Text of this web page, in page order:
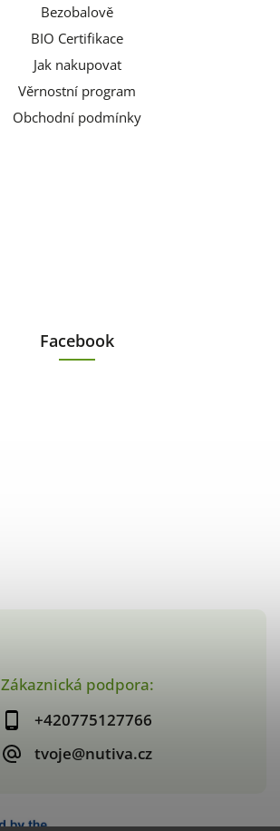
Zákaznická podpora:
+420775127766
tvoje@nutiva.cz
Bezobalově
BIO Certifikace
Jak nakupovat
Věrnostní program
Obchodní podmínky
Facebook